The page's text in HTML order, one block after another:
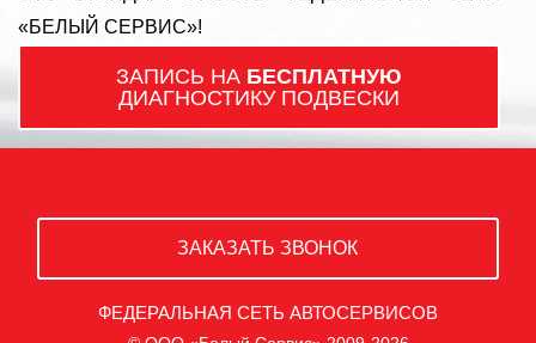
«БЕЛЫЙ СЕРВИС»!
ЗАПИСЬ НА БЕСПЛАТНУЮ
ДИАГНОСТИКУ ПОДВЕСКИ
ЗАКАЗАТЬ ЗВОНОК
ФЕДЕРАЛЬНАЯ СЕТЬ АВТОСЕРВИСОВ